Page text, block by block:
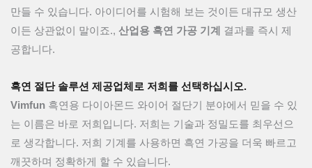
만들 수 있습니다. 아이디어를 시험해 보는 것이든 대규모 생산
이든 상관없이 말이죠., 산업용 흑연 가공 기계
결과를 즉시 제
공합니다.
흑연 절단 솔루션 제공업체로 저희를 선택하십시오.
Vimfun 흑연용 다이아몬드 와이어 절단기 분야에서 믿을 수 있
는 이름은 바로 저희입니다. 저희는 기술과 정밀도를 최우선으
로 생각합니다. 저희 기계를 사용하면 흑연 가공을 더욱 빠르고
깨끗하며 정확하게 할 수 있습니다.